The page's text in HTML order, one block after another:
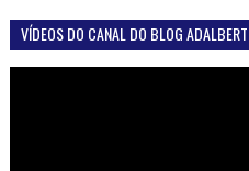
VÍDEOS DO CANAL DO BLOG